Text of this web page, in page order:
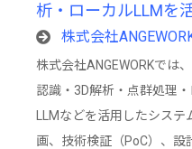
析・ローカルLLMを
発サービス
株式会社
株式会社ANGEWORKでは
認識・3D解析・点群処理
LLMなどを活用したシステ
画、技術検証（PoC）、設